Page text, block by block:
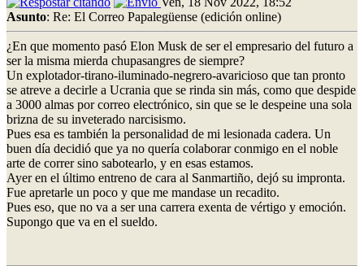
Asunto: Re: El Correo Papalegüense (edición online)
¿En que momento pasó Elon Musk de ser el empresario del futuro a
ser la misma mierda chupasangres de siempre?
Un explotador-tirano-iluminado-negrero-avaricioso que tan pronto
se atreve a decirle a Ucrania que se rinda sin más, como que despide
a 3000 almas por correo electrónico, sin que se le despeine una sola
brizna de su inveterado narcisismo.
Pues esa es también la personalidad de mi lesionada cadera. Un
buen día decidió que ya no quería colaborar conmigo en el noble
arte de correr sino sabotearlo, y en esas estamos.
Ayer en el último entreno de cara al Sanmartiño, dejó su impronta.
Fue apretarle un poco y que me mandase un recadito.
Pues eso, que no va a ser una carrera exenta de vértigo y emoción.
Supongo que va en el sueldo.